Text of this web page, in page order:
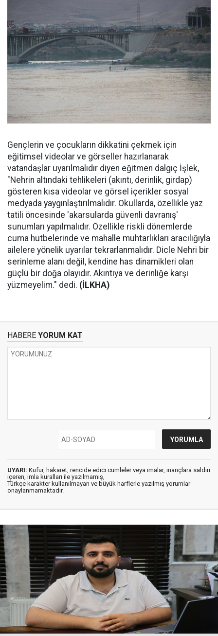
Gençlerin ve çocukların dikkatini çekmek için
eğitimsel videolar ve görseller hazırlanarak
vatandaşlar uyarılmalıdır diyen eğitmen dalgıç İşlek,
"Nehrin altındaki tehlikeleri (akıntı, derinlik, girdap)
gösteren kısa videolar ve görsel içerikler sosyal
medyada yaygınlaştırılmalıdır. Okullarda, özellikle yaz
tatili öncesinde 'akarsularda güvenli davranış'
sunumları yapılmalıdır. Özellikle riskli dönemlerde
cuma hutbelerinde ve mahalle muhtarlıkları aracılığıyla
ailelere yönelik uyarılar tekrarlanmalıdır. Dicle Nehri bir
serinleme alanı değil, kendine has dinamikleri olan
güçlü bir doğa olayıdır. Akıntıya ve derinliğe karşı
yüzmeyelim." dedi. (İLKHA)
HABERE YORUM KAT
UYARI: Küfür, hakaret, rencide edici cümleler veya imalar, inançlara saldırı
içeren, imla kuralları ile yazılmamış,
Türkçe karakter kullanılmayan ve büyük harflerle yazılmış yorumlar
onaylanmamaktadır.